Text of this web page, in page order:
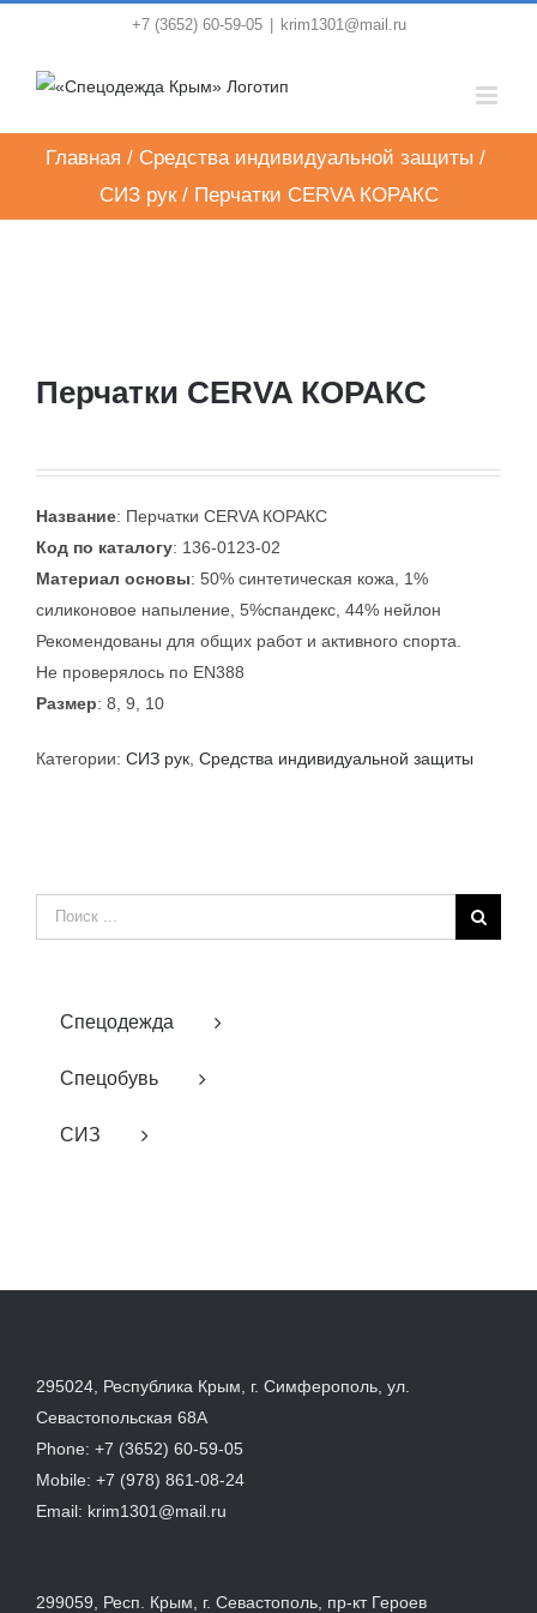
content
+7 (3652) 60-59-05 krim1301@mail.ru
Главная / Средства индивидуальной защиты /
СИЗ рук / Перчатки CERVA КОРАКС
Перчатки CERVA КОРАКС
Название: Перчатки CERVA КОРАКС
Код по каталогу: 136-0123-02
Материал основы: 50% синтетическая кожа, 1%
силиконовое напыление, 5%спандекс, 44% нейлон
Рекомендованы для общих работ и активного спорта.
Не проверялось по EN388
Размер: 8, 9, 10
Категории: СИЗ рук Средства индивидуальной защиты
Результат
поиска:
Спецодежда
Спецобувь
СИЗ
295024, Республика Крым, г. Симферополь, ул.
Севастопольская 68А
Phone: +7 (3652) 60-59-05
Mobile: +7 (978) 861-08-24
Email: krim1301@mail.ru
299059, Респ. Крым, г. Севастополь, пр-кт Героев